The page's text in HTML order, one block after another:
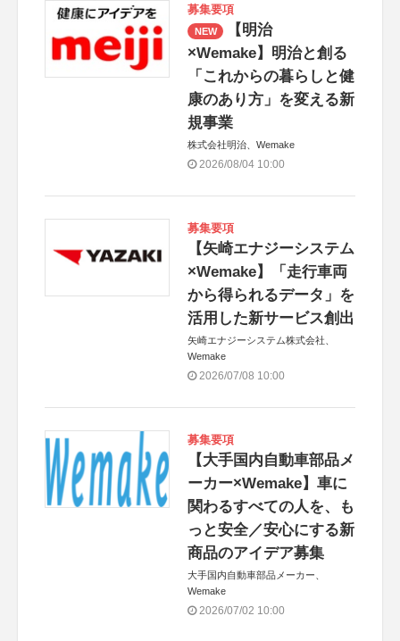
募集要項
NEW
【明治
×Wemake】明治と創る
「これからの暮らしと健
康のあり方」を変える新
規事業
株式会社明治、Wemake
2026/08/04 10:00
募集要項
【矢崎エナジーシステム
×Wemake】「走行車両
から得られるデータ」を
活用した新サービス創出
矢崎エナジーシステム株式会社、
Wemake
2026/07/08 10:00
募集要項
【大手国内自動車部品メ
ーカー×Wemake】車に
関わるすべての人を、も
っと安全／安心にする新
商品のアイデア募集
大手国内自動車部品メーカー、
Wemake
2026/07/02 10:00